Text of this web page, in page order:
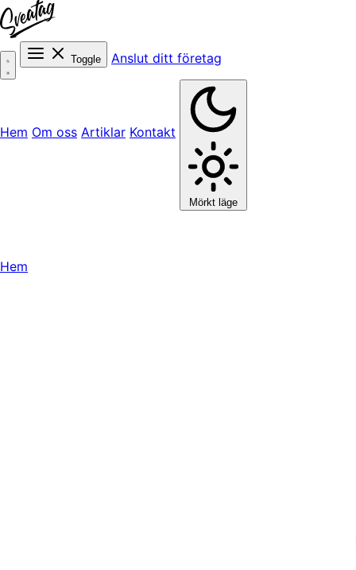
Toggle Anslut ditt företag
Hem Om oss Artiklar Kontakt
Mörkt läge
Hem